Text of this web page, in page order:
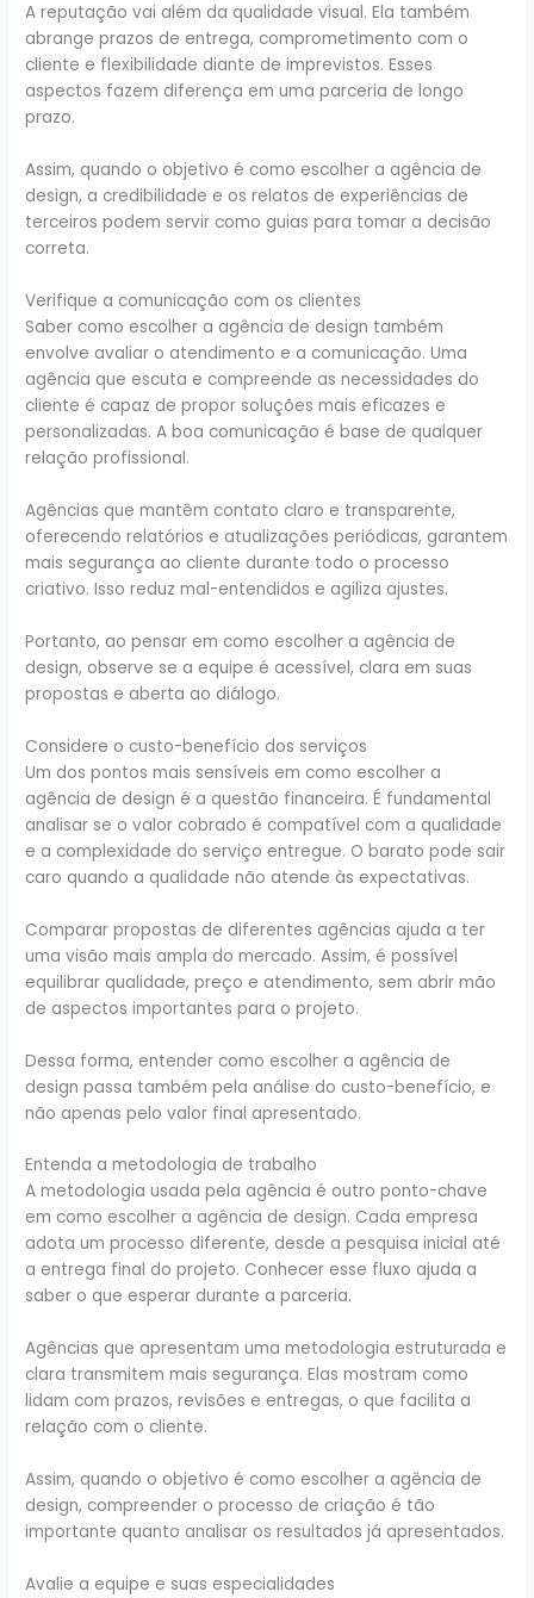
A reputação vai além da qualidade visual. Ela também
abrange prazos de entrega, comprometimento com o
cliente e flexibilidade diante de imprevistos. Esses
aspectos fazem diferença em uma parceria de longo
prazo.
Assim, quando o objetivo é como escolher a agência de
design, a credibilidade e os relatos de experiências de
terceiros podem servir como guias para tomar a decisão
correta.
Verifique a comunicação com os clientes
Saber como escolher a agência de design também
envolve avaliar o atendimento e a comunicação. Uma
agência que escuta e compreende as necessidades do
cliente é capaz de propor soluções mais eficazes e
personalizadas. A boa comunicação é base de qualquer
relação profissional.
Agências que mantêm contato claro e transparente,
oferecendo relatórios e atualizações periódicas, garantem
mais segurança ao cliente durante todo o processo
criativo. Isso reduz mal-entendidos e agiliza ajustes.
Portanto, ao pensar em como escolher a agência de
design, observe se a equipe é acessível, clara em suas
propostas e aberta ao diálogo.
Considere o custo-benefício dos serviços
Um dos pontos mais sensíveis em como escolher a
agência de design é a questão financeira. É fundamental
analisar se o valor cobrado é compatível com a qualidade
e a complexidade do serviço entregue. O barato pode sair
caro quando a qualidade não atende às expectativas.
Comparar propostas de diferentes agências ajuda a ter
uma visão mais ampla do mercado. Assim, é possível
equilibrar qualidade, preço e atendimento, sem abrir mão
de aspectos importantes para o projeto.
Dessa forma, entender como escolher a agência de
design passa também pela análise do custo-benefício, e
não apenas pelo valor final apresentado.
Entenda a metodologia de trabalho
A metodologia usada pela agência é outro ponto-chave
em como escolher a agência de design. Cada empresa
adota um processo diferente, desde a pesquisa inicial até
a entrega final do projeto. Conhecer esse fluxo ajuda a
saber o que esperar durante a parceria.
Agências que apresentam uma metodologia estruturada e
clara transmitem mais segurança. Elas mostram como
lidam com prazos, revisões e entregas, o que facilita a
relação com o cliente.
Assim, quando o objetivo é como escolher a agência de
design, compreender o processo de criação é tão
importante quanto analisar os resultados já apresentados.
Avalie a equipe e suas especialidades